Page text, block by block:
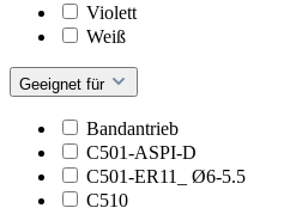
Violett
Weiß
Geeignet für
Bandantrieb
C501-ASPI-D
C501-ER11_ Ø6-5.5
C510